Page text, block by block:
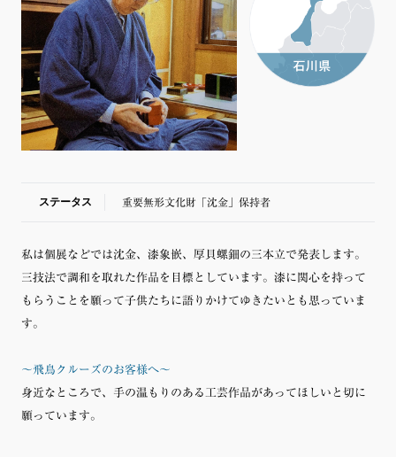
ステータス 重要無形文化財「沈金」保持者
私は個展などでは沈金、漆象嵌、厚貝螺鈿の三本立で発表します。
三技法で調和を取れた作品を目標としています。漆に関心を持って
もらうことを願って子供たちに語りかけてゆきたいとも思っていま
す。
～飛鳥クルーズのお客様へ～
身近なところで、手の温もりのある工芸作品があってほしいと切に
願っています。